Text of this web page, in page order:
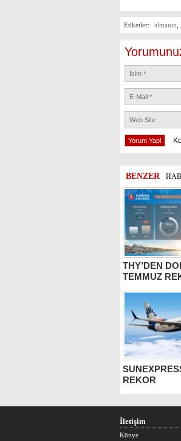
Etiketler: almanın
BENZER
THY’DEN
TEMMUZ
REKOR
İletişim
Künye